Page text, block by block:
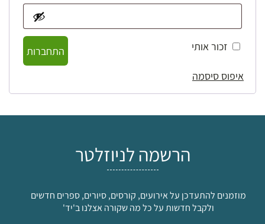
זכור אותי
התחברות
איפוס סיסמה
הרשמה לניוזלטר
מוזמנים להתעדכן על אירועים, קורסים, סיורים, ספרים חדשים
ולקבל חדשות על כל מה שקורה אצלנו ב'יד'